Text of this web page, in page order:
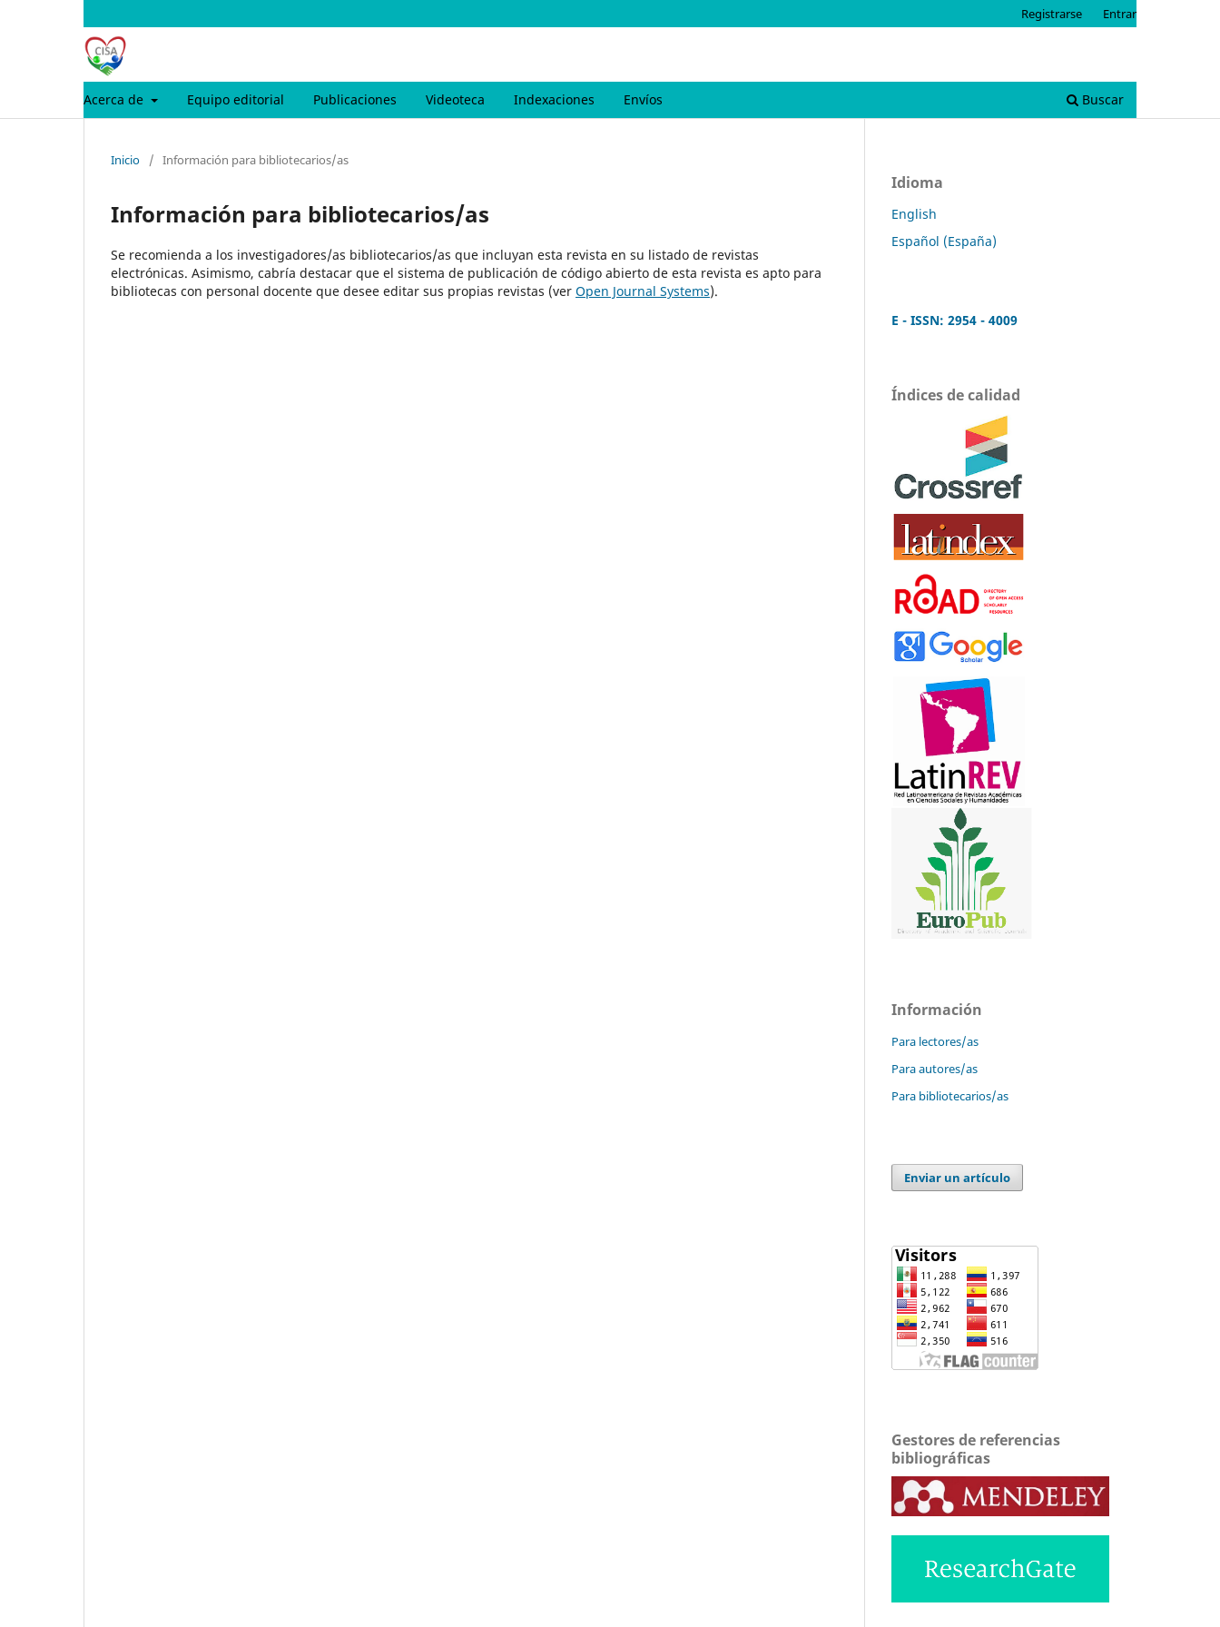
Acerca de Equipo editorial Publicaciones Videoteca Indexaciones Envíos Buscar
Registrarse Entrar
Inicio / Información para bibliotecarios/as
Información para bibliotecarios/as
Se recomienda a los investigadores/as bibliotecarios/as que incluyan esta revista en su listado de revistas
electrónicas. Asimismo, cabría destacar que el sistema de publicación de código abierto de esta revista es apto para
bibliotecas con personal docente que desee editar sus propias revistas (ver Open Journal Systems).
Idioma
English
Español (España)
E - ISSN: 2954 - 4009
Índices de calidad
Información
Para lectores/as
Para autores/as
Para bibliotecarios/as
Enviar un artículo
Gestores de referencias
bibliográficas